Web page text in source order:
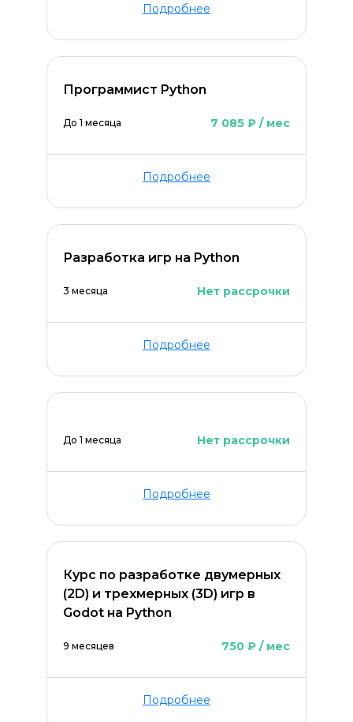
Подробнее
Программист Python
До 1 месяца 7 085 ₽ / мес
Подробнее
Разработка игр на Python
3 месяца Нет рассрочки
Подробнее
До 1 месяца Нет рассрочки
Подробнее
Курс по разработке двумерных
(2D) и трехмерных (3D) игр в
Godot на Python
9 месяцев 750 ₽ / мес
Подробнее
ОСТАВИТЬ КОММЕНТАРИЙ